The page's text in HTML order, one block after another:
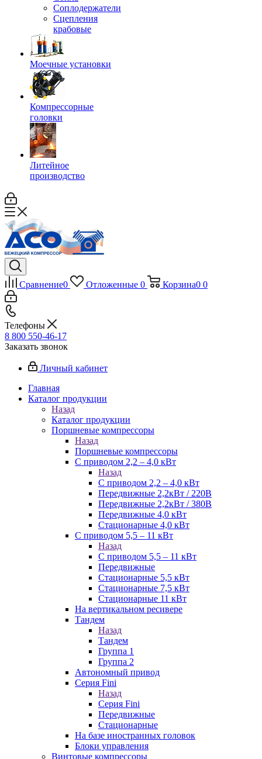
Соплодержатели
Сцепления
крабовые
Моечные установки
Компрессорные
головки
Литейное
производство
Сравнение0 Отложенные 0 Корзина0 0
Телефоны
8 800 550-46-17
Заказать звонок
Личный кабинет
Главная
Каталог продукции
Назад
Каталог продукции
Поршневые компрессоры
Назад
Поршневые компрессоры
С приводом 2,2 – 4,0 кВт
Назад
С приводом 2,2 – 4,0 кВт
Передвижные 2,2кВт / 220В
Передвижные 2,2кВт / 380В
Передвижные 4,0 кВт
Стационарные 4,0 кВт
С приводом 5,5 – 11 кВт
Назад
С приводом 5,5 – 11 кВт
Передвижные
Стационарные 5,5 кВт
Стационарные 7,5 кВт
Стационарные 11 кВт
На вертикальном ресивере
Тандем
Назад
Тандем
Группа 1
Группа 2
Автономный привод
Серия Fini
Назад
Серия Fini
Передвижные
Стационарные
На базе иностранных головок
Блоки управления
Винтовые компрессоры